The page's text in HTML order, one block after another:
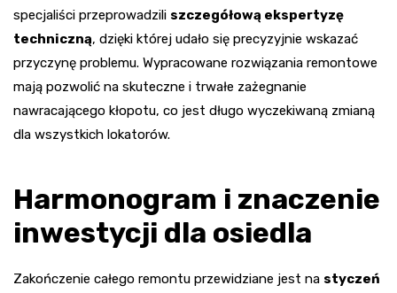
specjaliści przeprowadzili szczegółową ekspertyzę
techniczną, dzięki której udało się precyzyjnie wskazać
przyczynę problemu. Wypracowane rozwiązania remontowe
mają pozwolić na skuteczne i trwałe zażegnanie
nawracającego kłopotu, co jest długo wyczekiwaną zmianą
dla wszystkich lokatorów.
Harmonogram i znaczenie
inwestycji dla osiedla
Zakończenie całego remontu przewidziane jest na styczeń